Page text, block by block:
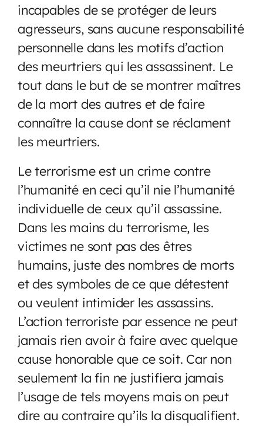
incapables de se protéger de leurs
agresseurs, sans aucune responsabilité
personnelle dans les motifs d’action
des meurtriers qui les assassinent. Le
tout dans le but de se montrer maîtres
de la mort des autres et de faire
connaître la cause dont se réclament
les meurtriers.
Le terrorisme est un crime contre
l’humanité en ceci qu’il nie l’humanité
individuelle de ceux qu’il assassine.
Dans les mains du terrorisme, les
victimes ne sont pas des êtres
humains, juste des nombres de morts
et des symboles de ce que détestent
ou veulent intimider les assassins.
L’action terroriste par essence ne peut
jamais rien avoir à faire avec quelque
cause honorable que ce soit. Car non
seulement la fin ne justifiera jamais
l’usage de tels moyens mais on peut
dire au contraire qu’ils la disqualifient.